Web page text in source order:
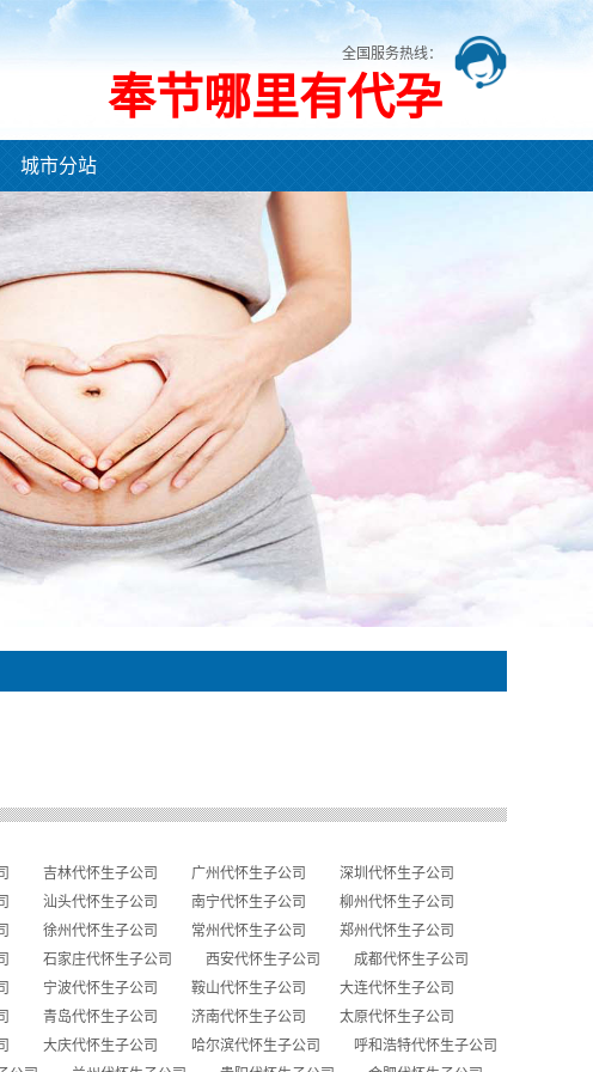
全国服务热线：
奉节哪里有代孕
城市分站
吉林代怀生子公司 广州代怀生子公司
深圳代怀生子公司
汕头代怀生子公司 南宁代怀生子公司
柳州代怀生子公司
徐州代怀生子公司 常州代怀生子公司
郑州代怀生子公司
石家庄代怀生子公司 西安代怀生子公司
成都代怀生子公司
宁波代怀生子公司 鞍山代怀生子公司
大连代怀生子公司
青岛代怀生子公司 济南代怀生子公司
太原代怀生子公司
大庆代怀生子公司 哈尔滨代怀生子公司
呼和浩特代怀生子公司